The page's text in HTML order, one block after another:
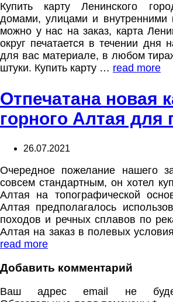
Купить карту Ленинского
домами, улицами и внутренними
можно у нас на заказ, карта
округ печатается в течении дня
для вас материале, в любом
штуки. Купить карту … read more
Отпечатана новая
горного Алтая для
26.07.2021
Очередное пожелание нашего
совсем стандартным, он хотел
Алтая на топографической
Алтая предполагалось
походов и речных сплавов по
Алтая на заказ в полевых
read more
Добавить комментарий
Ваш адрес email не будет